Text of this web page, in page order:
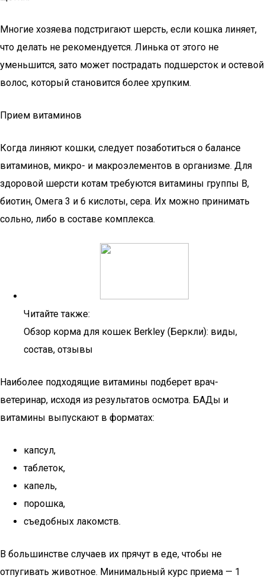
Многие хозяева подстригают шерсть, если кошка линяет,
что делать не рекомендуется. Линька от этого не
уменьшится, зато может пострадать подшерсток и остевой
волос, который становится более хрупким.
Прием витаминов
Когда линяют кошки, следует позаботиться о балансе
витаминов, микро- и макроэлементов в организме. Для
здоровой шерсти котам требуются витамины группы В,
биотин, Омега 3 и 6 кислоты, сера. Их можно принимать
сольно, либо в составе комплекса.
Читайте также:
Обзор корма для кошек Berkley (Беркли): виды,
состав, отзывы
Наиболее подходящие витамины подберет врач-
ветеринар, исходя из результатов осмотра. БАДы и
витамины выпускают в форматах:
капсул,
таблеток,
капель,
порошка,
съедобных лакомств.
В большинстве случаев их прячут в еде, чтобы не
отпугивать животное. Минимальный курс приема — 1